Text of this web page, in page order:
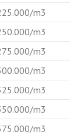
m3
m3
m3
m3
m3
m3
m3